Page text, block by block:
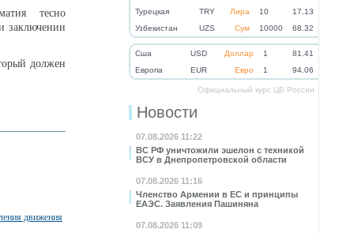
Турецкая
TRY Лира 10
17.13
Узбекистан
UZS Сум 10000 68.32
Cша USD Доллар 1
81.41
Eвропа
EUR Евро 1 94.06
Официальный курс ЦБ России
Новости
07.08.2026 11:22
ВС РФ уничтожили эшелон с техникой
ВСУ в Днепропетровской области
07.08.2026 11:16
Членство Армении в ЕС и принципы
ЕАЭС. Заявления Пашиняна
07.08.2026 11:09
тесно
заключении
должен
движения